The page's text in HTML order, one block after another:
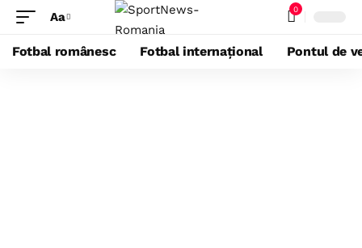
Aa 0
Fotbal românesc Fotbal internațional Pontul de